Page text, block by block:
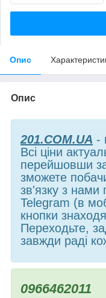
Опис
Опис
201.COM.UA -
Всі ціни
перейшовши
зможете
зв'язку з нами
Telegram (в
кнопки
Переходьте,
завжди раді
0966462011